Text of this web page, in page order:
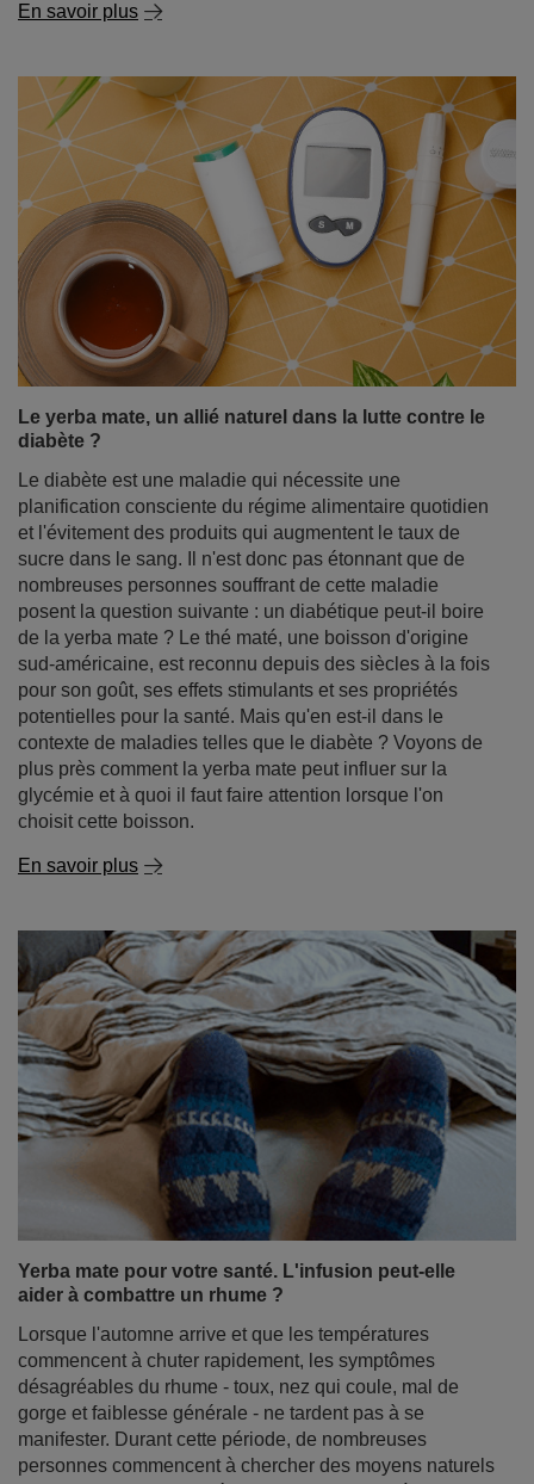
En savoir plus
Le yerba mate, un allié naturel dans la lutte contre le
diabète ?
Le diabète est une maladie qui nécessite une
planification consciente du régime alimentaire quotidien
et l'évitement des produits qui augmentent le taux de
sucre dans le sang. Il n'est donc pas étonnant que de
nombreuses personnes souffrant de cette maladie
posent la question suivante : un diabétique peut-il boire
de la yerba mate ? Le thé maté, une boisson d'origine
sud-américaine, est reconnu depuis des siècles à la fois
pour son goût, ses effets stimulants et ses propriétés
potentielles pour la santé. Mais qu'en est-il dans le
contexte de maladies telles que le diabète ? Voyons de
plus près comment la yerba mate peut influer sur la
glycémie et à quoi il faut faire attention lorsque l'on
choisit cette boisson.
En savoir plus
Yerba mate pour votre santé. L'infusion peut-elle
aider à combattre un rhume ?
Lorsque l'automne arrive et que les températures
commencent à chuter rapidement, les symptômes
désagréables du rhume - toux, nez qui coule, mal de
gorge et faiblesse générale - ne tardent pas à se
manifester. Durant cette période, de nombreuses
personnes commencent à chercher des moyens naturels